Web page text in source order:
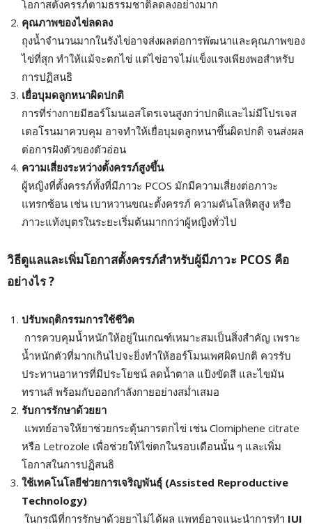
โอกาสตั้งครรภ์ตามธรรมชาติลดลงอย่างมาก
คุณภาพของไข่ลดลง
ถุงน้ำจำนวนมากในรังไข่อาจส่งผลต่อการพัฒนาและคุณภาพของ
ไข่ที่สุก ทำให้แม้จะตกไข่ แต่ไข่อาจไม่แข็งแรงเพียงพอสำหรับ
การปฏิสนธิ
เยื่อบุมดลูกหนาผิดปกติ
การที่ร่างกายมีฮอร์โมนเอสโตรเจนสูงกว่าปกติและไม่มีโปรเจส
เตอโรนมาควบคุม อาจทำให้เยื่อบุมดลูกหนาขึ้นผิดปกติ จนส่งผล
ต่อการฝังตัวของตัวอ่อน
ความเสี่ยงระหว่างตั้งครรภ์สูงขึ้น
ผู้หญิงที่ตั้งครรภ์ทั้งที่มีภาวะ PCOS มักมีความเสี่ยงต่อภาวะ
แทรกซ้อน เช่น เบาหวานขณะตั้งครรภ์ ความดันโลหิตสูง หรือ
ภาวะแท้งบุตรในระยะเริ่มต้นมากกว่าผู้หญิงทั่วไป
วิธีดูแลและเพิ่มโอกาสตั้งครรภ์สำหรับผู้มีภาวะ PCOS คือ
อย่างไร ?
ปรับพฤติกรรมการใช้ชีวิต
การควบคุมน้ำหนักให้อยู่ในเกณฑ์เหมาะสมเป็นสิ่งสำคัญ เพราะ
น้ำหนักตัวที่มากเกินไปจะยิ่งทำให้ฮอร์โมนเพศผิดปกติ ควรรับ
ประทานอาหารที่มีประโยชน์ ลดน้ำตาล แป้งขัดสี และไขมัน
ทรานส์ พร้อมกับออกกำลังกายอย่างสม่ำเสมอ
รับการรักษาด้วยยา
แพทย์อาจให้ยาช่วยกระตุ้นการตกไข่ เช่น Clomiphene citrate
หรือ Letrozole เพื่อช่วยให้ไข่ตกในรอบเดือนนั้น ๆ และเพิ่ม
โอกาสในการปฏิสนธิ
ใช้เทคโนโลยีช่วยการเจริญพันธุ์ (Assisted Reproductive
Technology)
ในกรณีที่การรักษาด้วยยาไม่ได้ผล แพทย์อาจแนะนำการทำ IUI